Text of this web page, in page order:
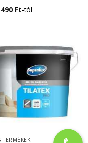
Ft-tól
TERMÉKEK